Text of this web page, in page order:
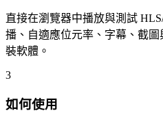
直接在瀏覽器中播放與測試
播、自適應位元率、字幕、截
裝軟體。
3
如何使用